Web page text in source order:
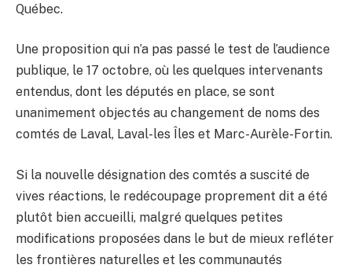
Québec.
Une proposition qui n’a pas passé le test de l’audience
publique, le 17 octobre, où les quelques intervenants
entendus, dont les députés en place, se sont
unanimement objectés au changement de noms des
comtés de Laval, Laval-les Îles et Marc-Aurèle-Fortin.
Si la nouvelle désignation des comtés a suscité de
vives réactions, le redécoupage proprement dit a été
plutôt bien accueilli, malgré quelques petites
modifications proposées dans le but de mieux refléter
les frontières naturelles et les communautés